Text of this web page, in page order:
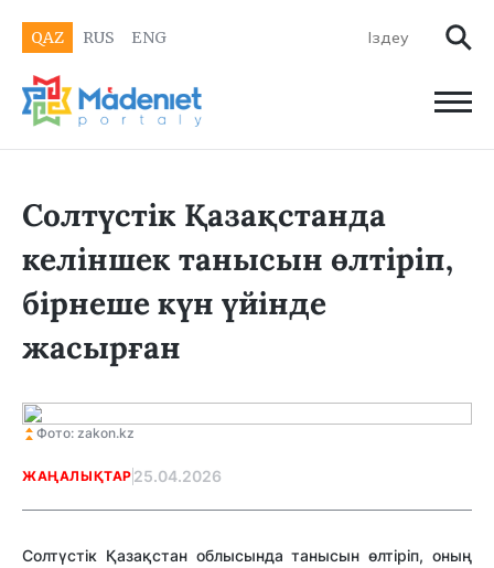
QAZ RUS ENG
Солтүстік Қазақстанда
келіншек танысын өлтіріп,
бірнеше күн үйінде
жасырған
Фото: zakon.kz
ЖАҢАЛЫҚТАР 25.04.2026
Солтүстік Қазақстан облысында танысын өлтіріп, оның